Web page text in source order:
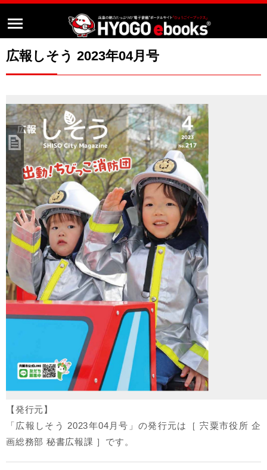
広報しそう 2023年04月号
【発行元】
「広報しそう 2023年04月号」の発行元は［ 宍粟市役所 企
画総務部 秘書広報課 ］です。